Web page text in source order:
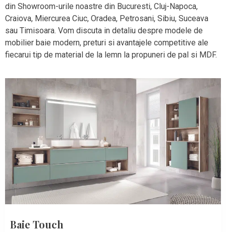
din Showroom-urile noastre din Bucuresti, Cluj-Napoca,
Craiova, Miercurea Ciuc, Oradea, Petrosani, Sibiu, Suceava
sau Timisoara. Vom discuta in detaliu despre modele de
mobilier baie modern, preturi si avantajele competitive ale
fiecarui tip de material de la lemn la propuneri de pal si MDF.
Baie Touch